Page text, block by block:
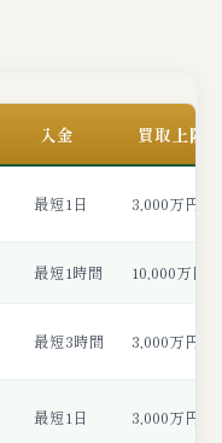
入金 買取上限
最短1日 3,000万円
最短1時間 10,000万円
最短3時間 3,000万円
最短1日 3,000万円